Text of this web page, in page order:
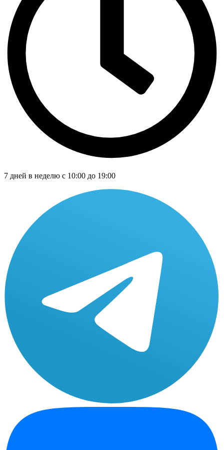
7 дней в неделю с 10:00 до 19:00